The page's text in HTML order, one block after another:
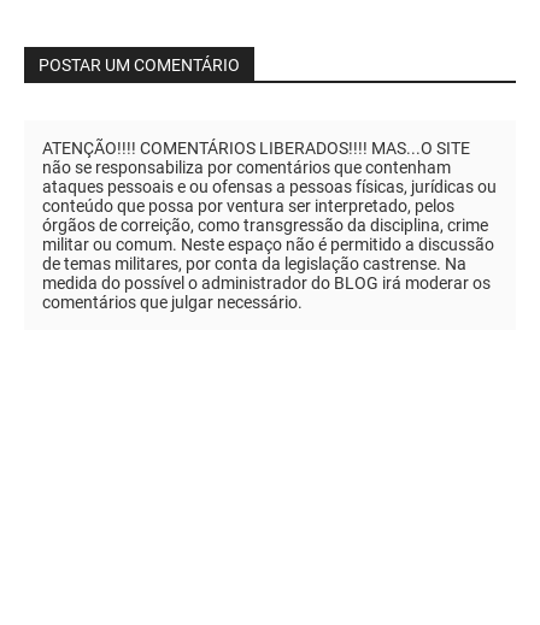
POSTAR UM COMENTÁRIO
ATENÇÃO!!!! COMENTÁRIOS LIBERADOS!!!! MAS...O SITE
não se responsabiliza por comentários que contenham
ataques pessoais e ou ofensas a pessoas físicas, jurídicas ou
conteúdo que possa por ventura ser interpretado, pelos
órgãos de correição, como transgressão da disciplina, crime
militar ou comum. Neste espaço não é permitido a discussão
de temas militares, por conta da legislação castrense. Na
medida do possível o administrador do BLOG irá moderar os
comentários que julgar necessário.